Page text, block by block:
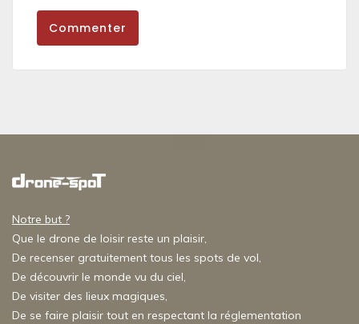
Commenter
Notre but ?
Que le drone de loisir reste un plaisir,
De recenser gratuitement tous les spots de vol,
De découvrir le monde vu du ciel,
De visiter des lieux magiques,
De se faire plaisir tout en respectant la réglementation